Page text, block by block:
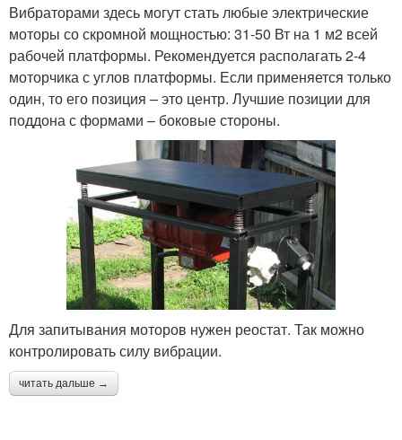
Вибраторами здесь могут стать любые электрические
моторы со скромной мощностью: 31-50 Вт на 1 м2 всей
рабочей платформы. Рекомендуется располагать 2-4
моторчика с углов платформы. Если применяется только
один, то его позиция – это центр. Лучшие позиции для
поддона с формами – боковые стороны.
Для запитывания моторов нужен реостат. Так можно
контролировать силу вибрации.
читать дальше →